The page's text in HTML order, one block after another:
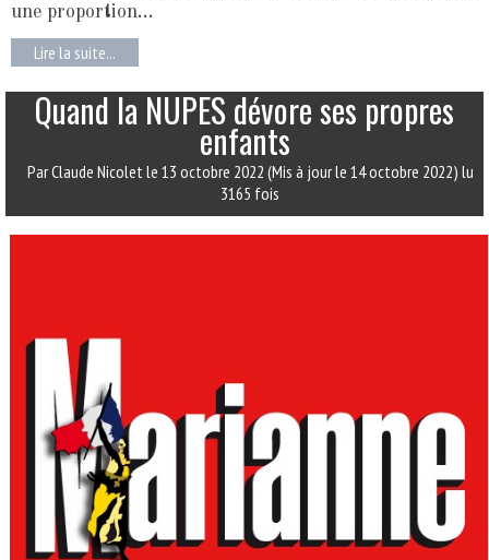
une proportion...
Lire la suite...
Quand la NUPES dévore ses propres
enfants
Par Claude Nicolet le 13 octobre 2022 (Mis à jour le 14 octobre 2022) lu
3165 fois